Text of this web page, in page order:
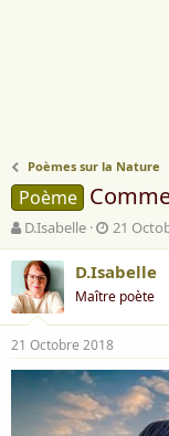
Poèmes sur la Nature
Poème
A
u
t
e
u
r
d
e
l
a
D.Isabelle
D
a
t
d
e
d
é
b
u
t
21
D.Isabelle
Maître poète
21 Octobre 2018